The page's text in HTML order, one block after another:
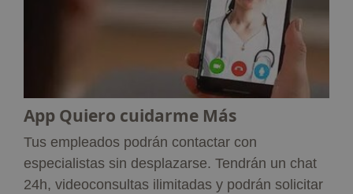
App Quiero cuidarme Más
Tus empleados podrán contactar con
especialistas sin desplazarse. Tendrán un chat
24h, videoconsultas ilimitadas y podrán solicitar